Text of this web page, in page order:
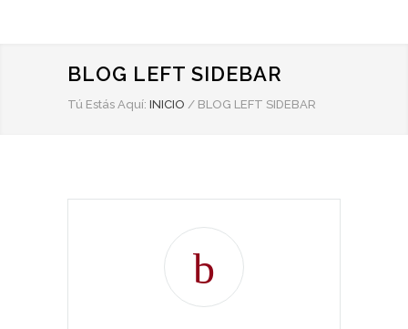
BLOG LEFT SIDEBAR
Tú Estás Aquí: INICIO / BLOG LEFT SIDEBAR